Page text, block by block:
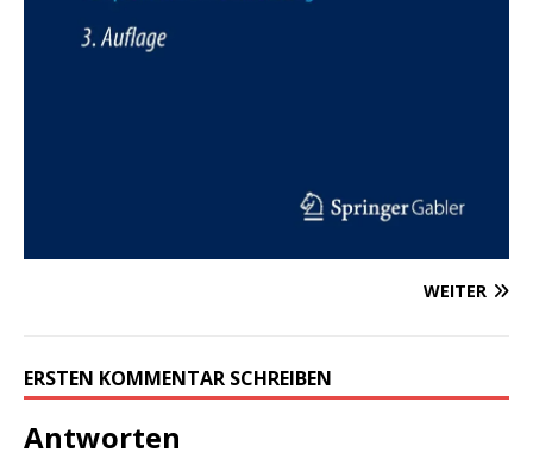
WEITER
ERSTEN KOMMENTAR SCHREIBEN
Antworten